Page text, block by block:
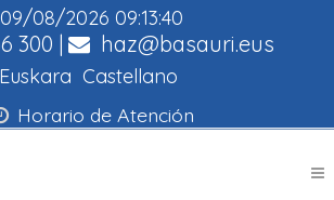
09/08/2026 09:13:40
300 | haz@basauri.eus
Euskara Castellano
Horario de Atención